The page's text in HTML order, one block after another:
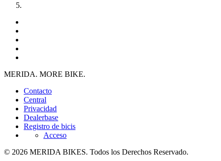
MERIDA. MORE BIKE.
Contacto
Central
Privacidad
Dealerbase
Registro de bicis
Acceso
© 2026 MERIDA BIKES. Todos los Derechos Reservado.